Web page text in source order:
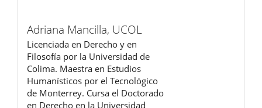
Adriana Mancilla, UCOL
Licenciada en Derecho y en
Filosofía por la Universidad de
Colima. Maestra en Estudios
Humanísticos por el Tecnológico
de Monterrey. Cursa el Doctorado
en Derecho en la Universidad